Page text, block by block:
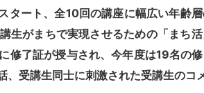
タート、全10回の講座に幅広い年齢
生がまちで実現させるための「まち
修了証が授与され、今年度は19名の
受講生同士に刺激された受講生のコ